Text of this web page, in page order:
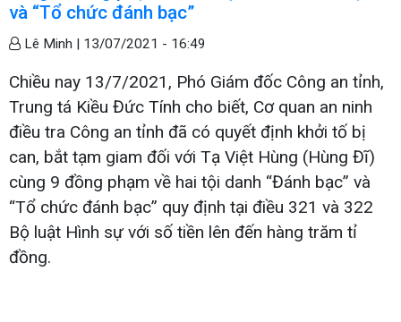
và “Tổ chức đánh bạc”
Lê Minh | 13/07/2021 - 16:49
Chiều nay 13/7/2021, Phó Giám đốc Công an tỉnh,
Trung tá Kiều Đức Tính cho biết, Cơ quan an ninh
điều tra Công an tỉnh đã có quyết định khởi tố bị
can, bắt tạm giam đối với Tạ Việt Hùng (Hùng Đĩ)
cùng 9 đồng phạm về hai tội danh “Đánh bạc” và
“Tổ chức đánh bạc” quy định tại điều 321 và 322
Bộ luật Hình sự với số tiền lên đến hàng trăm tỉ
đồng.